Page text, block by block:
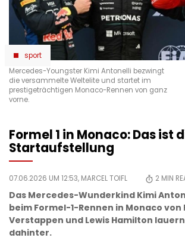
sport
Mercedes-Youngster Kimi Antonelli bezwingt
die versammelte Weltelite und startet im
prestigeträchtigen Monaco-Rennen von ganz
vorne.
Formel 1 in Monaco: Das ist
Startaufstellung
07.06.2026 UM 12:53, MARCEL TOIFL 2 MIN
Das Mercedes-Wunderkind Kimi
beim Formel-1-Rennen in Monaco von
Verstappen und Lewis Hamilton
dahinter.